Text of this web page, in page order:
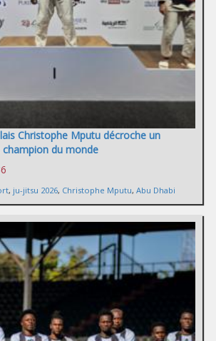
Christophe Mputu décroche un
du monde
, ju-jitsu 2026, Christophe Mputu, Abu Dhabi